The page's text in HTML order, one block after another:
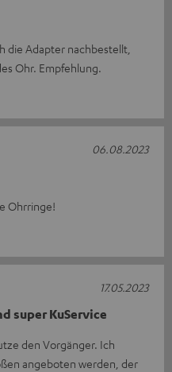
die Adapter nachbestellt,
Ohr. Empfehlung.
Ohrringe!
06.08.2023
super KuService
den Vorgänger. Ich
angeboten werden, der
17.05.2023